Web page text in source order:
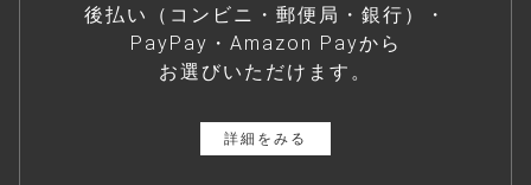
後払い（コンビニ・郵便局・銀行）・
PayPay・Amazon Payから
お選びいただけます。
詳細をみる